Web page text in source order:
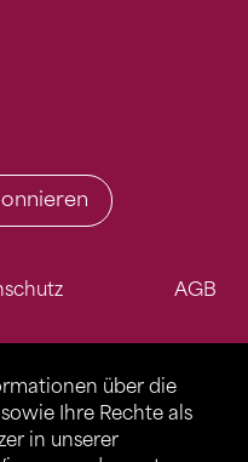
über die
Ihre Rechte als
in unserer
AGB